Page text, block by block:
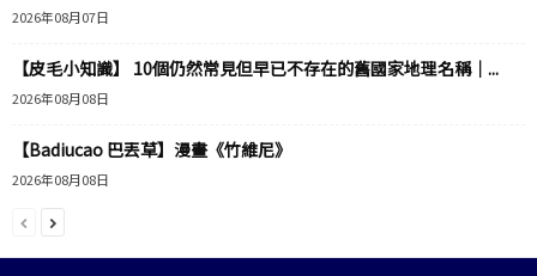
2026年08月07日
【皮毛小知識】 10個仍然常見但早已不存在的舊國家地理名稱｜...
2026年08月08日
【Badiucao 巴丟草】漫畫《竹維尼》
2026年08月08日